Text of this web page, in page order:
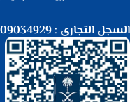
السجل التجاري : 1009034929